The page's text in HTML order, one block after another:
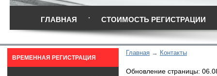
ГЛАВНАЯ СТОИМОСТЬ РЕГИСТРАЦИИ
Главная Контакты
Обновление страницы:
ВРЕМЕННАЯ РЕГИСТРАЦИЯ